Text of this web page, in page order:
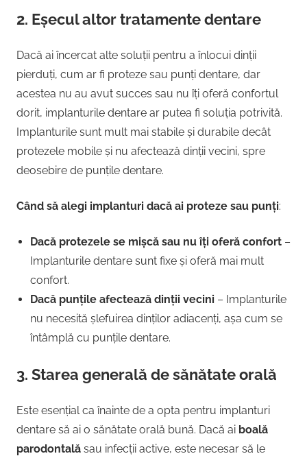
2. Eșecul altor tratamente dentare
Dacă ai încercat alte soluții pentru a înlocui dinții
pierduți, cum ar fi proteze sau punți dentare, dar
acestea nu au avut succes sau nu îți oferă confortul
dorit, implanturile dentare ar putea fi soluția potrivită.
Implanturile sunt mult mai stabile și durabile decât
protezele mobile și nu afectează dinții vecini, spre
deosebire de punțile dentare.
Când să alegi implanturi dacă ai proteze sau punți:
Dacă protezele se mișcă sau nu îți oferă confort –
Implanturile dentare sunt fixe și oferă mai mult
confort.
Dacă punțile afectează dinții vecini – Implanturile
nu necesită șlefuirea dinților adiacenți, așa cum se
întâmplă cu punțile dentare.
3. Starea generală de sănătate orală
Este esențial ca înainte de a opta pentru implanturi
dentare să ai o sănătate orală bună. Dacă ai boală
parodontală sau infecții active, este necesar să le